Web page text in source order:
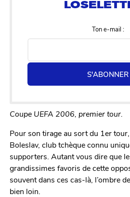
Ton e-mail :
S'ABONNER
Coupe UEFA 2006, premier tour.
Pour son tirage au sort du 1er
Boleslav, club tchèque connu
supporters. Autant vous dire que
grandissimes favoris de cette
souvent dans ces cas-là, l’ombre
bien loin.